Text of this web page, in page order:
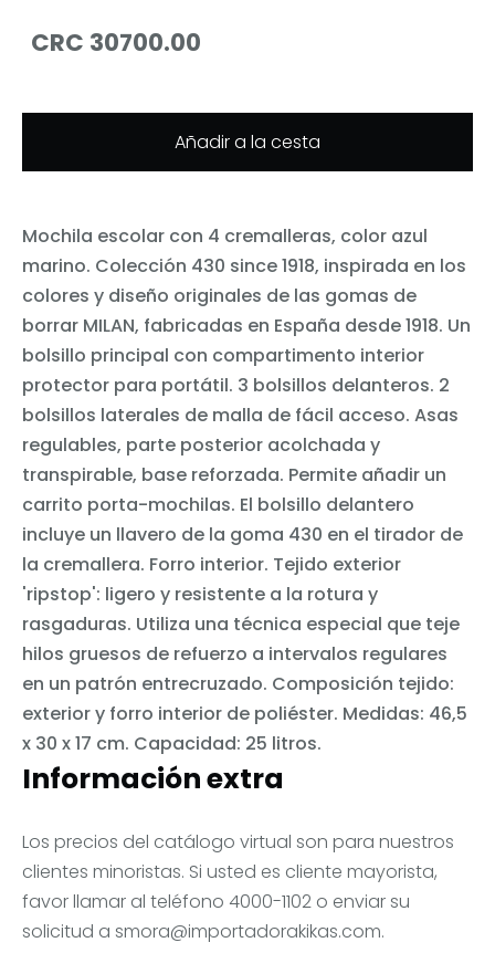
Información extra
Los precios del catálogo virtual son para nuestros
clientes minoristas. Si usted es cliente mayorista,
favor llamar al teléfono 4000-1102 o enviar su
solicitud a smora@importadorakikas.com.
CRC 30700.00
Añadir a la cesta
Mochila escolar con 4 cremalleras, color azul
marino. Colección 430 since 1918, inspirada en los
colores y diseño originales de las gomas de
borrar MILAN, fabricadas en España desde 1918. Un
bolsillo principal con compartimento interior
protector para portátil. 3 bolsillos delanteros. 2
bolsillos laterales de malla de fácil acceso. Asas
regulables, parte posterior acolchada y
transpirable, base reforzada. Permite añadir un
carrito porta-mochilas. El bolsillo delantero
incluye un llavero de la goma 430 en el tirador de
la cremallera. Forro interior. Tejido exterior
'ripstop': ligero y resistente a la rotura y
rasgaduras. Utiliza una técnica especial que teje
hilos gruesos de refuerzo a intervalos regulares
en un patrón entrecruzado. Composición tejido:
exterior y forro interior de poliéster. Medidas: 46,5
x 30 x 17 cm. Capacidad: 25 litros.